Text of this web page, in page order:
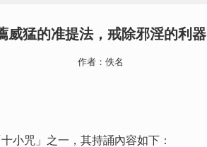
威猛的准提法，戒除邪淫的利器
作者： 佚名
咒」之一，其持誦內容如下：